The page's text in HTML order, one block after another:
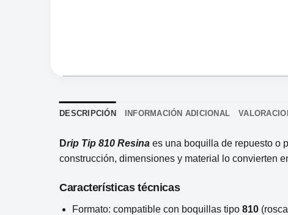
DESCRIPCIÓN INFORMACIÓN ADICIONAL
Drip Tip 810 Resina es una boquilla de repuesto o
construcción, dimensiones y material lo convierten
Características técnicas
Formato: compatible con boquillas tipo 810(rosca